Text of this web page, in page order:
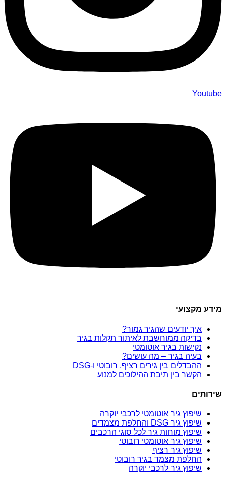
Youtube
מידע מקצועי
איך יודעים שהגיר גמור?
בדיקה ממוחשבת לאיתור תקלות בגיר
נקישות בגיר אוטומטי
בעיה בגיר – מה עושים?
ההבדלים בין גירים רציף, רובוטי ו-DSG
הקשר בין תיבת ההילוכים למנוע
שירותים
שיפוץ גיר אוטומטי לרכבי יוקרה
שיפוץ גיר DSG והחלפת מצמדים
שיפוץ מוחות גיר לכל סוגי הרכבים
שיפוץ גיר אוטומטי רובוטי
שיפוץ גיר רציף
החלפת מצמד בגיר רובוטי
שיפוץ גיר לרכבי יוקרה